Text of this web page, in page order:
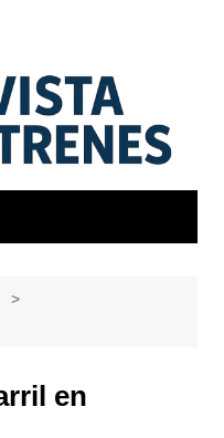
en